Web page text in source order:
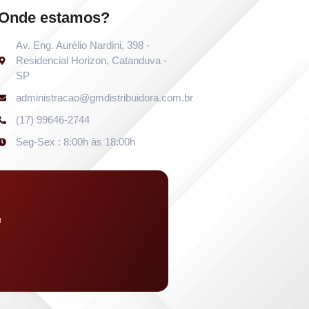
estamos?
Av. Eng. Aurélio Nardini, 398 -
Residencial Horizon, Catanduva -
SP
administracao@gmdistribuidora.com.br
(17) 99646-2744
Seg-Sex : 8:00h às 18:00h